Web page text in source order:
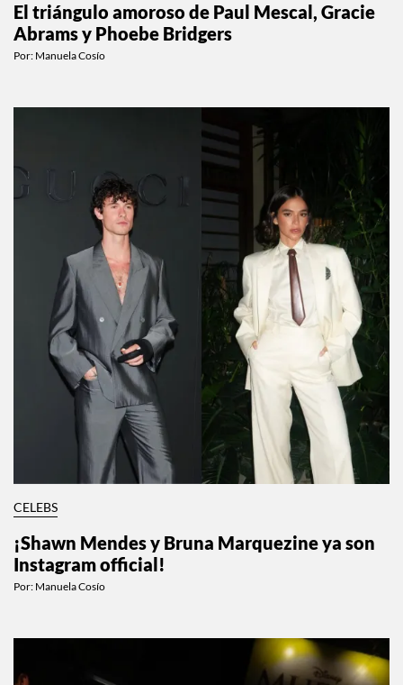
El triángulo amoroso de Paul Mescal, Gracie
Abrams y Phoebe Bridgers
Por: Manuela Cosío
CELEBS
¡Shawn Mendes y Bruna Marquezine ya son
Instagram official!
Por: Manuela Cosío